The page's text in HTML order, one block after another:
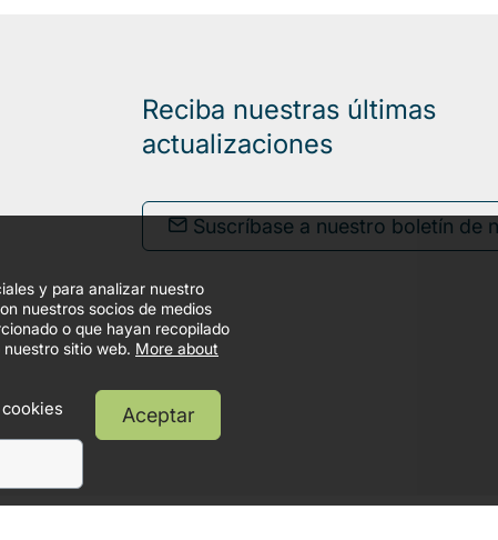
Reciba nuestras últimas
actualizaciones
Suscríbase a nuestro boletín de
y para analizar nuestro
nuestros socios de medios
o que hayan recopilado
sitio web. More about
Aceptar